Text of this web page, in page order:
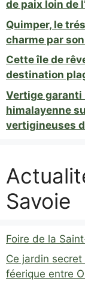
de paix loin de
Quimper, le
charme par
Cette île de
destination
Vertige garanti
himalayenne
vertigineuses
Savoie
Foire de la
Ce jardin
féerique entre